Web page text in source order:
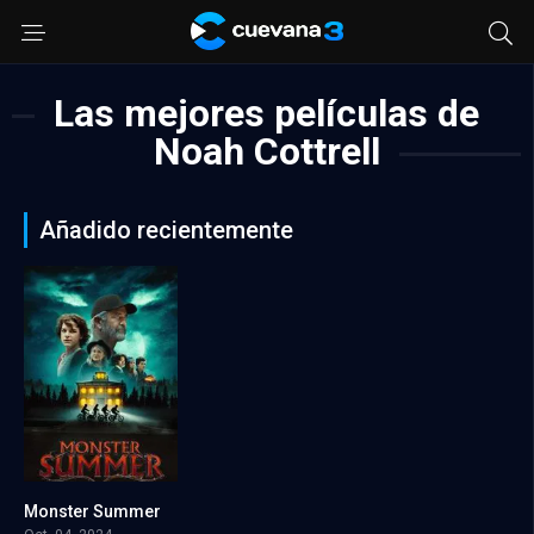
Las mejores películas de
Noah Cottrell
Añadido recientemente
5.7
Monster Summer